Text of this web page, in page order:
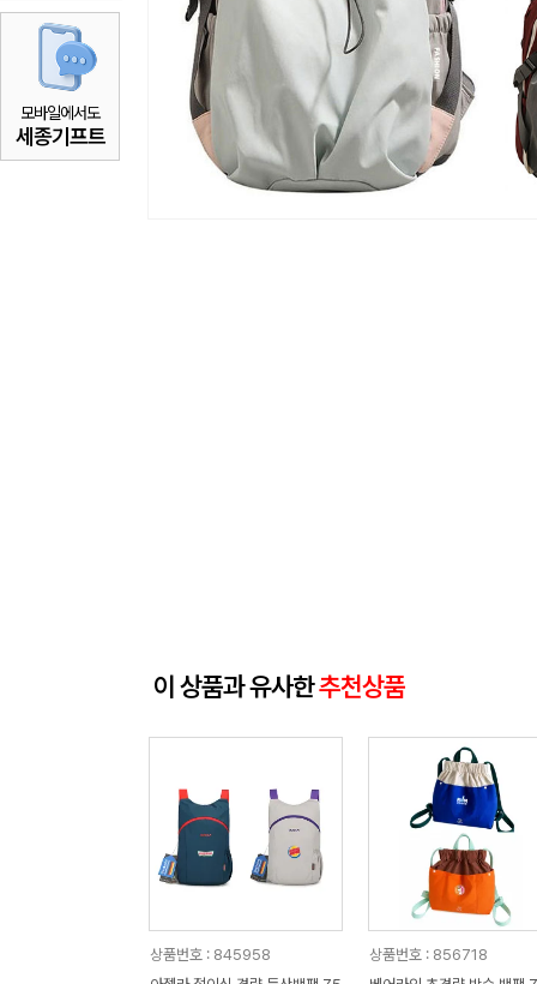
모바일에서도
세종기프트
이 상품과 유사한추천상품
상품번호 : 845958
상품번호 : 856718